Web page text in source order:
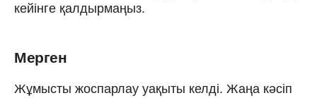
кейінге қалдырмаңыз.
Мерген
Жұмысты жоспарлау уақыты келді. Жаңа кәсіп